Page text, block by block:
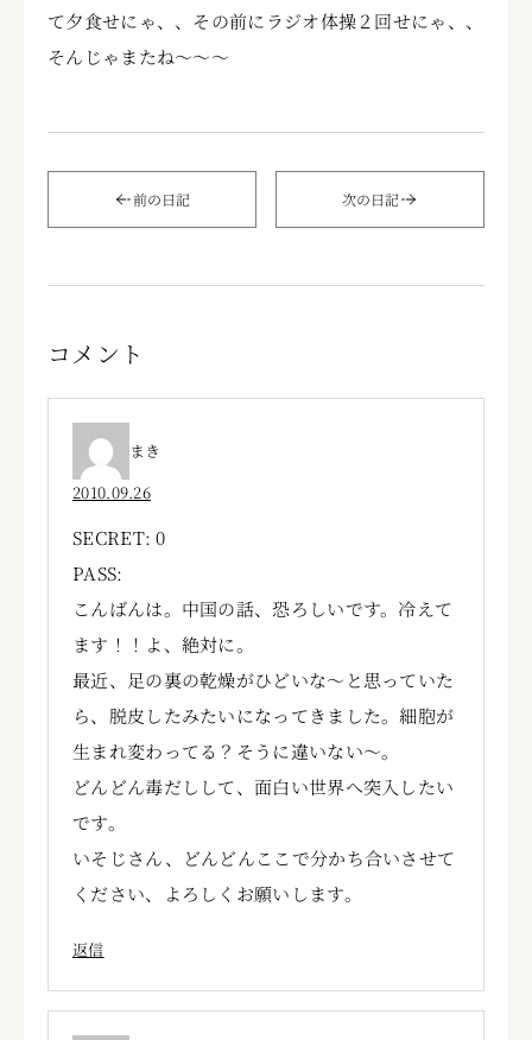
て夕食せにゃ、、その前にラジオ体操２回せにゃ、、
そんじゃまたね～～～
前の日記 次の日記
コメント
まき
2010.09.26
SECRET: 0
PASS:
こんばんは。中国の話、恐ろしいです。冷えて
ます！！よ、絶対に。
最近、足の裏の乾燥がひどいな～と思っていた
ら、脱皮したみたいになってきました。細胞が
生まれ変わってる？そうに違いない～。
どんどん毒だしして、面白い世界へ突入したい
です。
いそじさん、どんどんここで分かち合いさせて
ください、よろしくお願いします。
返信